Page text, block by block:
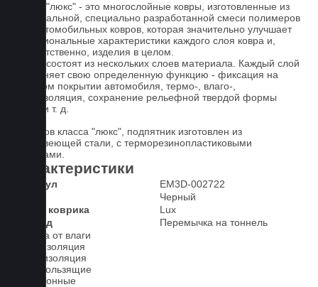
Ковры "люкс" - это многослойные ковры, изготовленные из
оригинальной, специально разработанной смеси полимеров
для автомобильных ковров, которая значительно улучшает
функциональные характеристики каждого слоя ковра и,
соответственно, изделия в целом.
Ковры состоят из нескольких слоев материала. Каждый слой
выполняет свою определенную функцию - фиксация на
штатном покрытии автомобиля, термо-, влаго-,
звукоизоляция, сохранение рельефной твердой формы
ковра и т. д.
У ковров класса "люкс", подпятник изготовлен из
нержавеющей стали, с терморезинопластиковыми
вставками.
Характеристики
Артикул
EM3D-002722
Черный
Класс коврика
Lux
2-й ряд
Перемычка на тоннель
Защита от влаги
Шумоизоляция
Теплоизоляция
Антискользящие
Всесезонные